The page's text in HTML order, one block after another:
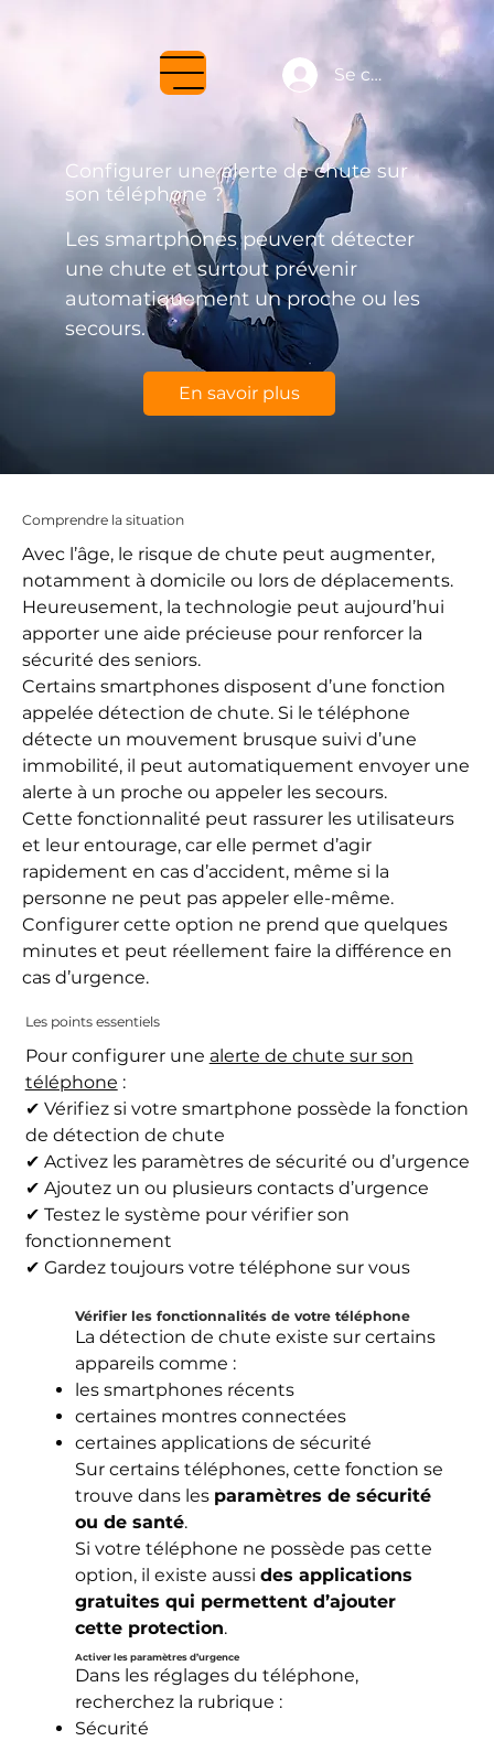
Se connecter
Configurer une alerte de chute sur
son téléphone ?
Les smartphones peuvent détecter
une chute et surtout prévenir
automatiquement un proche ou les
secours.
En savoir plus
Comprendre la situation
Avec l’âge, le risque de chute peut augmenter,
notamment à domicile ou lors de déplacements.
Heureusement, la technologie peut aujourd’hui
apporter une aide précieuse pour renforcer la
sécurité des seniors.
Certains smartphones disposent d’une fonction
appelée détection de chute. Si le téléphone
détecte un mouvement brusque suivi d’une
immobilité, il peut automatiquement envoyer une
alerte à un proche ou appeler les secours.
Cette fonctionnalité peut rassurer les utilisateurs
et leur entourage, car elle permet d’agir
rapidement en cas d’accident, même si la
personne ne peut pas appeler elle-même.
Configurer cette option ne prend que quelques
minutes et peut réellement faire la différence en
cas d’urgence.
Les points essentiels
Pour configurer une alerte de chute sur son
téléphone :
✔ Vérifiez si votre smartphone possède la fonction
de détection de chute
✔ Activez les paramètres de sécurité ou d’urgence
✔ Ajoutez un ou plusieurs contacts d’urgence
✔ Testez le système pour vérifier son
fonctionnement
✔ Gardez toujours votre téléphone sur vous
Vérifier les fonctionnalités de votre téléphone
La détection de chute existe sur certains
appareils comme :
les smartphones récents
certaines montres connectées
certaines applications de sécurité
Sur certains téléphones, cette fonction se
trouve dans les paramètres de sécurité
ou de santé.
Si votre téléphone ne possède pas cette
option, il existe aussides applications
gratuites qui permettent d’ajouter
cette protection.
Activer les paramètres d’urgence
Dans les réglages du téléphone,
recherchez la rubrique :
Sécurité